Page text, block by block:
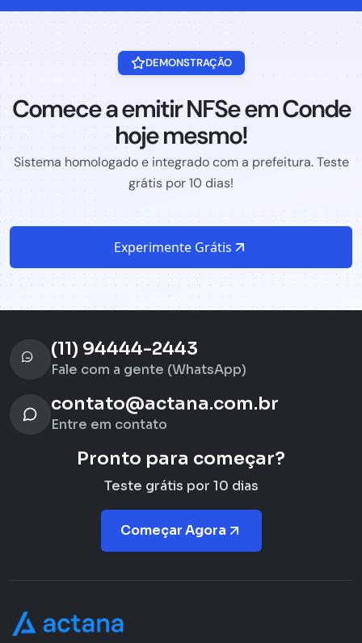
DEMONSTRAÇÃO
Comece a emitir NFSe em Conde
hoje mesmo!
Sistema homologado e integrado com a prefeitura. Teste
grátis por 10 dias!
Experimente Grátis
(11) 94444-2443
Fale com a gente (WhatsApp)
contato@actana.com.br
Entre em contato
Pronto para começar?
Teste grátis por 10 dias
Começar Agora